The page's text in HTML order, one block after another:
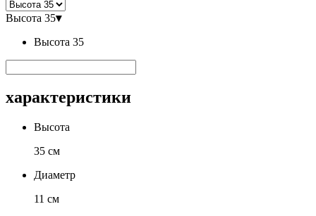
Высота 35▾
Высота 35
характеристики
Высота
35 см
Диаметр
11 см